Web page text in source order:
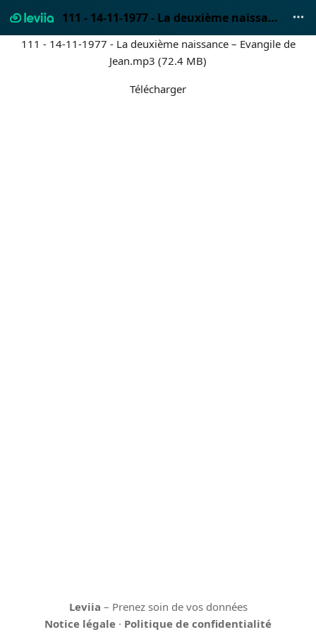
111 - 14-11-1977 - La deuxième naissance – Evangile de Jean.mp3
111 - 14-11-1977 - La deuxième naissance – Evangile de
Jean.mp3 (72.4 MB)
Télécharger
Leviia – Prenez soin de vos données
Notice légale · Politique de confidentialité